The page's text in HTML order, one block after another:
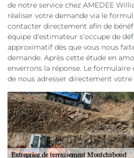
de notre service chez AMEDEE
réaliser votre demande via le
contacter directement afin de
équipe d’estimateur s’occupe de
approximatif dès que vous nous
demande. Après cette étude en
enverrons la réponse. Le
de nous adresser directement votre